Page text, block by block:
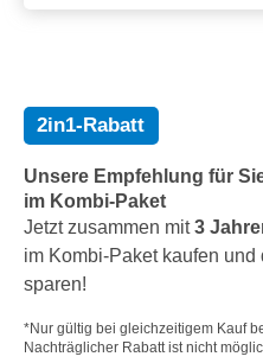
2in1-Rabatt
Unsere Empfehlung für
im Kombi-Paket
Jetzt zusammen mit3
im Kombi-Paket kaufen
sparen!
*Nur gültig bei gleichzeitigem Kauf
Nachträglicher Rabatt ist nicht